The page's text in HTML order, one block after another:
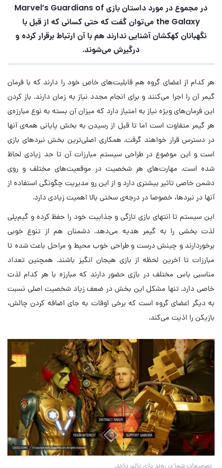
در مجموع در مورد داستان بازی Marvel’s Guardians of
the Galaxy می‌توان گفت که حتی کسانی که از قبل با
نگهبانان کهکشان آشنایی ندارند هم با آن ارتباط برقرار کرده و
درگیرش می‌شوند.
هر کدام از اعضای گروه هم قابلیت‌های خاص خود را دارند که با فرمان
گیمر آن را اجرا می‌کنند و برای انجام مجدد نیاز به زمان دارند. باز کردن
این فرمان‌های ویژه نیاز به امتیاز دارد که میزان آن بسته به نوع مبارزه‌ی
هر گیمر متفاوت است اما تا قبل از رسیدن به بخش پایانی همه‌ی آنها
در دسترس قرار خواهند گرفت. همکاری اصلی‌ترین بخش نبردهای بازی
است و این موضوع در طراحی سیستم مبارزات آن تا حد زیادی لحاظ
شده است. مهارت‌های هر شخصیت در موقعیت‌های مختلف و روی
دشمن خاصی تاثیر بیشتری دارد و از این رو مدیریت چگونگی استفاده از
آنها در نبردها، خصوصا در درجه‌ی سختی بالا اهمیت زیادی دارد.
این سیستم تا انتهای بازی تازگی و جذابیت خود را حفظ کرده و گیم‌پلی
لذت بخشی را به گیمر هدیه می‌دهد. دشمنان هم از تنوع خوبی
برخوردارند و چینش درست و طراحی خوب محیط و مراحل باعث شده تا
مبارزات تا آخرین لحظه از بازی هیجان انگیز باشند. همچنین تعداد
مناسبی باس مختلف در بازی حضور دارند که مبارزه با هر کدام لذت
خاصی دارد. تنها مشکل این بخش در ضعف زیاد شخصیت اصلی نسبت
به دیگر اعضای گروه است که برخی اوقات به جای اضافه کردن چالش،
بازیکن را اذیت می‌کند.
تصمیمات شما در روند بازی تاثیر دارند.